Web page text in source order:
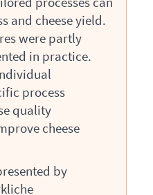
and cheese yield.
were partly
in practice.
process
quality
cheese
by